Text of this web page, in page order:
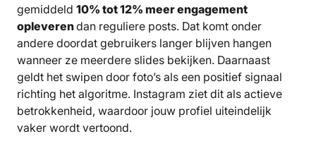
gemiddeld 10% tot 12% meer engagement
opleverendan reguliere posts. Dat komt onder
andere doordat gebruikers langer blijven hangen
wanneer ze meerdere slides bekijken. Daarnaast
geldt het swipen door foto’s als een positief signaal
richting het algoritme. Instagram ziet dit als actieve
betrokkenheid, waardoor jouw profiel uiteindelijk
vaker wordt vertoond.